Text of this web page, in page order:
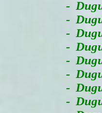
-
-
-
-
-
-
-
-